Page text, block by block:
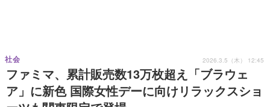
ファミマ、累計販売数13万枚超え「ブラウェ
ア」に新色 国際女性デーに向けリラックスショ
社会 2026.3.5（木） 12:45